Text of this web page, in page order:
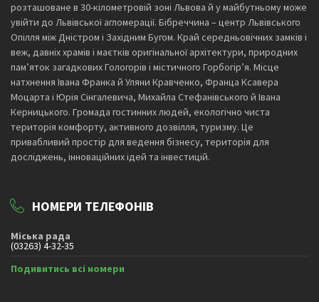
розташоване в 30-кілометровій зоні Львова й у майбутньому може
увійти до Львівської агломерації. Бібреччина – центр Львівського
Опілля між Дністром і Західним Бугом. Край середньовічних замків і
веж, давніх храмів і маєтків оригінальної архітектури, природних
пам’яток загадкових Гологорів і містичного Горбогір’я. Місце
натхнення Івана Франка й Уляни Кравченко, Франца Ксавера
Моцарта і Юрія Сінгалевича, Михайла Стефанівського й Івана
Керницького. Громада гостинних людей, екологічно чиста
територія комфорту, активного дозвілля, туризму. Це
привабливий простір для ведення бізнесу, територія для
досліджень, інноваційних ідей та інвестицій.
НОМЕРИ ТЕЛЕФОНІВ
Міська рада
(03263) 4-32-35
Подивитись всі номери